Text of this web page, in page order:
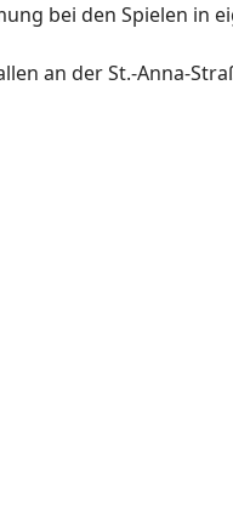
bei den Spielen in
an der St.-Anna-